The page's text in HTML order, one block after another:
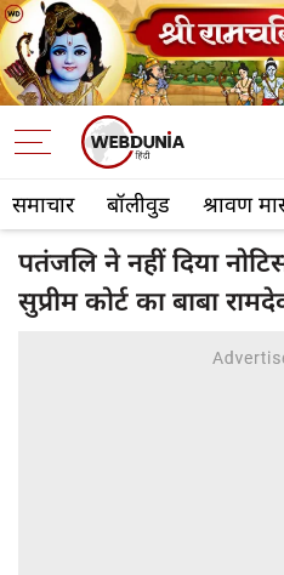
समाचार बॉलीवुड श्रावण
पतंजलि ने नहीं दिया
सुप्रीम कोर्ट का बाबा